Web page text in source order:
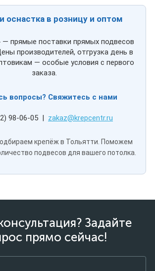
оснастка в розницу и оптом
— прямые поставки прямых подвесов
производителей, отгрузка день в
— особые условия с первого
заказа.
вопросы? Свяжитесь с нами
98-06-05 | zakaz@krepcentr.ru
крепёж в Тольятти. Поможем
подвесов для вашего потолка.
Задайте
прямо сейчас!